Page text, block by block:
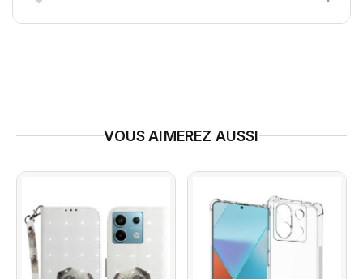
VOUS AIMEREZ AUSSI